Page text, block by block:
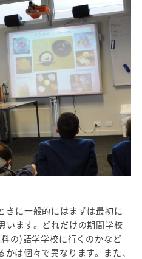
きに一般的にはまずは最初に
います。どれだけの期間学校
の)語学学校に行くのかなど
は個々で異なります。また、